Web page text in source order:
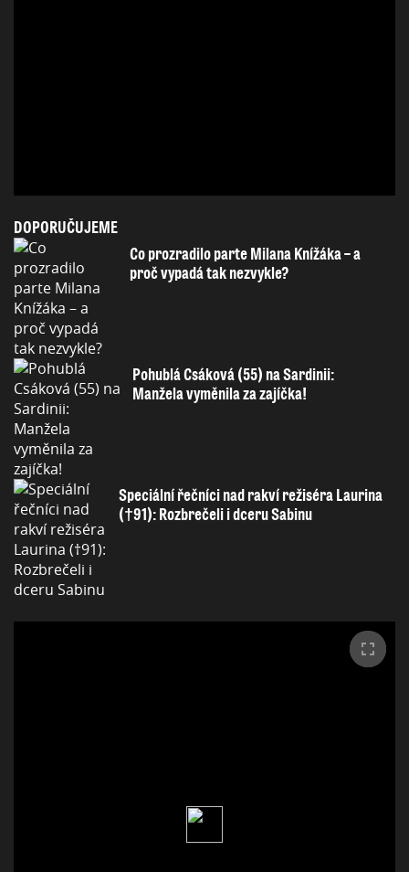
DOPORUČUJEME
Co prozradilo parte Milana Knížáka – a
proč vypadá tak nezvykle?
Pohublá Csáková (55) na Sardinii:
Manžela vyměnila za zajíčka!
Speciální řečníci nad rakví režiséra Laurina
(†91): Rozbrečeli i dceru Sabinu